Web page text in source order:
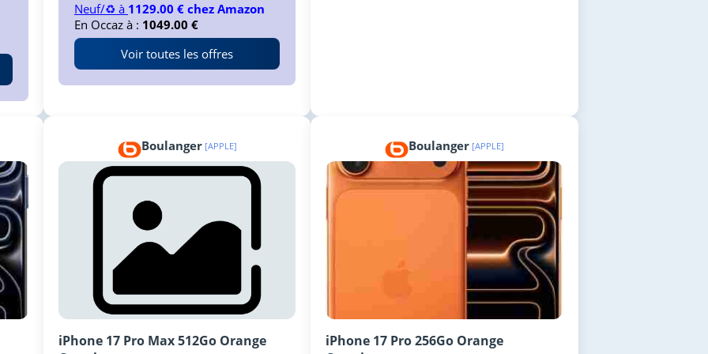
Neuf/♻️ à 1129.00 € chez Amazon
En Occaz à : 1049.00 €
Voir toutes les offres
Boulanger [APPLE]
iPhone 17 Pro Max 512Go Orange
Boulanger [APPLE]
iPhone 17 Pro 256Go Orange